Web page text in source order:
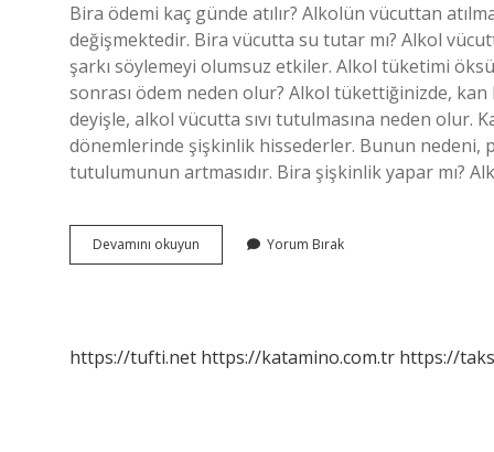
Bira ödemi kaç günde atılır? Alkolün vücuttan
değişmektedir. Bira vücutta su tutar mı? Alkol
şarkı söylemeyi olumsuz etkiler. Alkol tüketimi
sonrası ödem neden olur? Alkol tükettiğinizde, kan
deyişle, alkol vücutta sıvı tutulmasına neden olur.
dönemlerinde şişkinlik hissederler. Bunun
tutulumunun artmasıdır. Bira şişkinlik yapar mı?
Devamını okuyun
Vücutta
Yorum Bırak
https://tufti.net https://katamino.com.tr https://